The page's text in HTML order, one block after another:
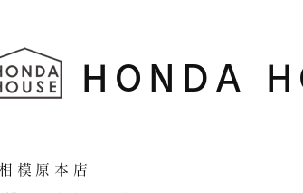
HONDA
相模原本店 世